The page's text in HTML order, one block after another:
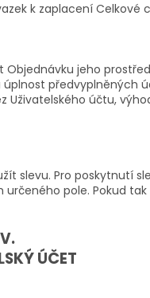
k zaplacení Celkové
jeho
předvyplněných
účtu,
slevu. Pro poskytnutí
pole. Pokud
ÚČET